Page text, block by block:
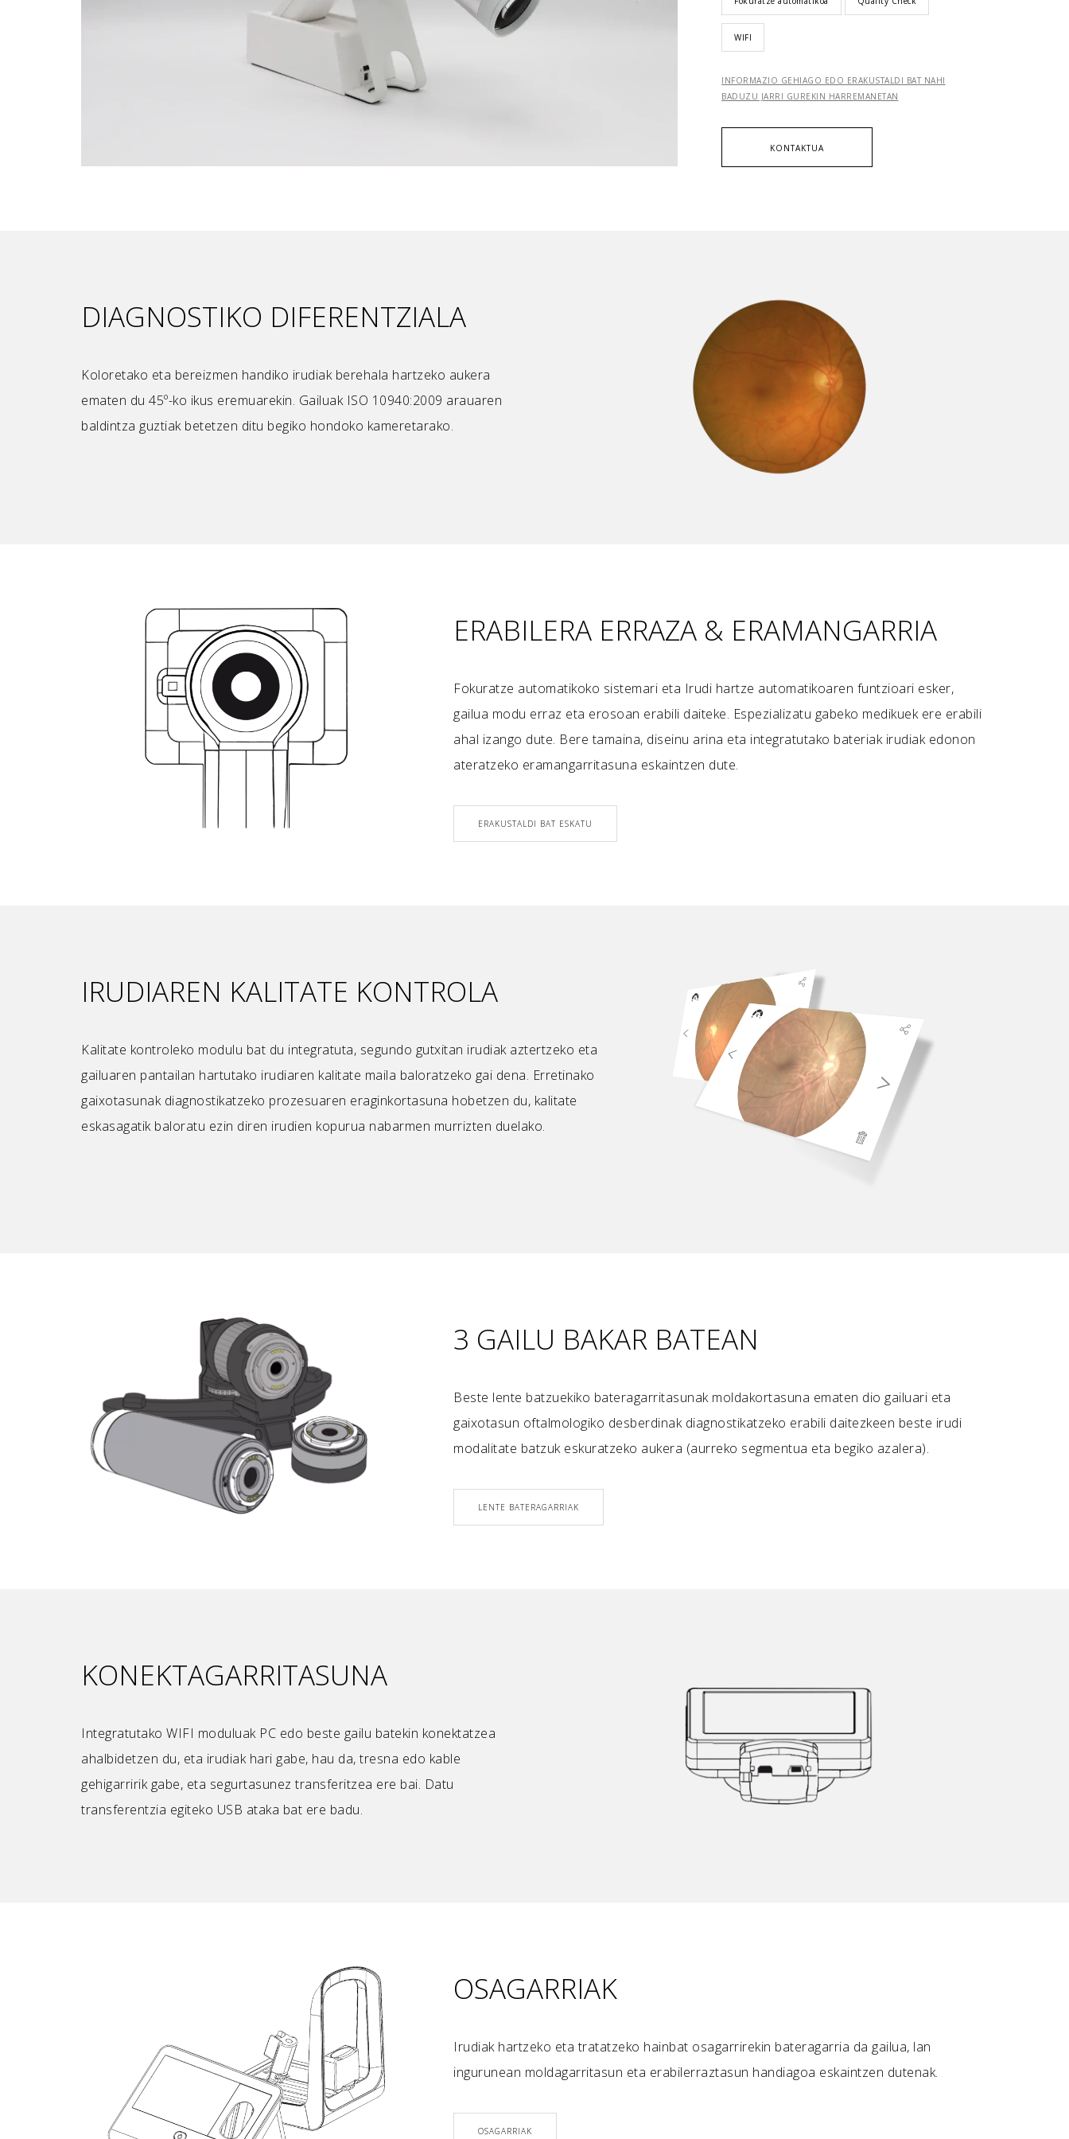
WIFI
INFORMAZIO GEHIAGO EDO ERAKUSTALDI BAT NAHI
BADUZU JARRI GUREKIN HARREMANETAN
KONTAKTUA
DIAGNOSTIKO DIFERENTZIALA
Koloretako eta bereizmen handiko irudiak berehala hartzeko aukera
ematen du 45º-ko ikus eremuarekin. Gailuak ISO 10940:2009 arauaren
baldintza guztiak betetzen ditu begiko hondoko kameretarako.
ERABILERA ERRAZA & ERAMANGARRIA
Fokuratze automatikoko sistemari eta Irudi hartze automatikoaren funtzioari esker,
gailua modu erraz eta erosoan erabili daiteke. Espezializatu gabeko medikuek ere erabili
ahal izango dute. Bere tamaina, diseinu arina eta integratutako bateriak irudiak edonon
ateratzeko eramangarritasuna eskaintzen dute.
ERAKUSTALDI BAT ESKATU
IRUDIAREN KALITATE KONTROLA
Kalitate kontroleko modulu bat du integratuta, segundo gutxitan irudiak aztertzeko eta
gailuaren pantailan hartutako irudiaren kalitate maila baloratzeko gai dena. Erretinako
gaixotasunak diagnostikatzeko prozesuaren eraginkortasuna hobetzen du, kalitate
eskasagatik baloratu ezin diren irudien kopurua nabarmen murrizten duelako.
3 GAILU BAKAR BATEAN
Beste lente batzuekiko bateragarritasunak moldakortasuna ematen dio gailuari eta
gaixotasun oftalmologiko desberdinak diagnostikatzeko erabili daitezkeen beste irudi
modalitate batzuk eskuratzeko aukera (aurreko segmentua eta begiko azalera).
LENTE BATERAGARRIAK
KONEKTAGARRITASUNA
Integratutako WIFI moduluak PC edo beste gailu batekin konektatzea
ahalbidetzen du, eta irudiak hari gabe, hau da, tresna edo kable
gehigarririk gabe, eta segurtasunez transferitzea ere bai. Datu
transferentzia egiteko USB ataka bat ere badu.
OSAGARRIAK
Irudiak hartzeko eta tratatzeko hainbat osagarrirekin bateragarria da gailua, lan
ingurunean moldagarritasun eta erabilerraztasun handiagoa eskaintzen dutenak.
OSAGARRIAK